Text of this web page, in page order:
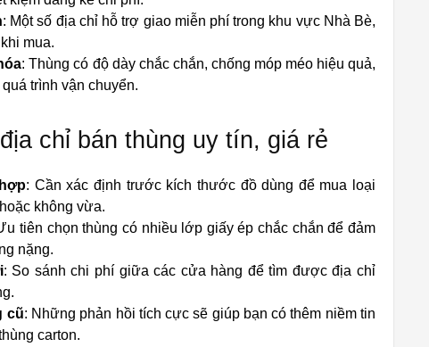
: Một số địa chỉ hỗ trợ giao miễn phí trong khu vực Nhà Bè,
mua.
: Thùng có độ dày chắc chắn, chống móp méo hiệu quả,
trình vận chuyển.
chỉ bán thùng uy tín, giá rẻ
: Cần xác định trước kích thước đồ dùng để mua loại
không vừa.
tiên chọn thùng có nhiều lớp giấy ép chắc chắn để đảm
nặng.
: So sánh chi phí giữa các cửa hàng để tìm được địa chỉ
cũ: Những phản hồi tích cực sẽ giúp bạn có thêm niềm tin
carton.